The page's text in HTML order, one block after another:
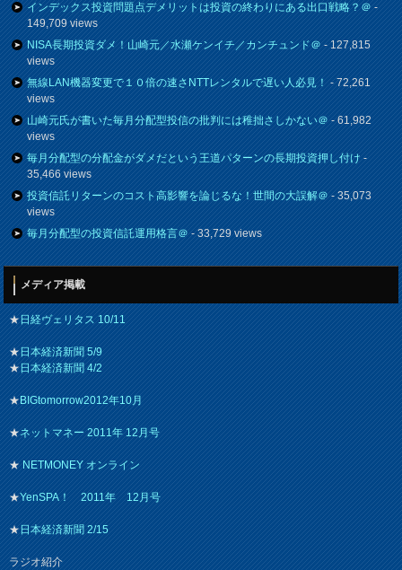
インデックス投資問題点デメリットは投資の終わりにある出口戦略？＠-
149,709 views
NISA長期投資ダメ！山崎元／水瀬ケンイチ／カンチュンド＠- 127,815
views
無線LAN機器変更で１０倍の速さNTTレンタルで遅い人必見！- 72,261
views
山崎元氏が書いた毎月分配型投信の批判には稚拙さしかない＠- 61,982
views
毎月分配型の分配金がダメだという王道パターンの長期投資押し付け-
35,466 views
投資信託リターンのコスト高影響を論じるな！世間の大誤解＠- 35,073
views
毎月分配型の投資信託運用格言＠- 33,729 views
メディア掲載
★日経ヴェリタス 10/11
★日本経済新聞 5/9
★日本経済新聞 4/2
★BIGtomorrow2012年10月
★ネットマネー 2011年 12月号
★NETMONEY オンライン
★YenSPA！ 2011年 12月号
★日本経済新聞 2/15
ラジオ紹介